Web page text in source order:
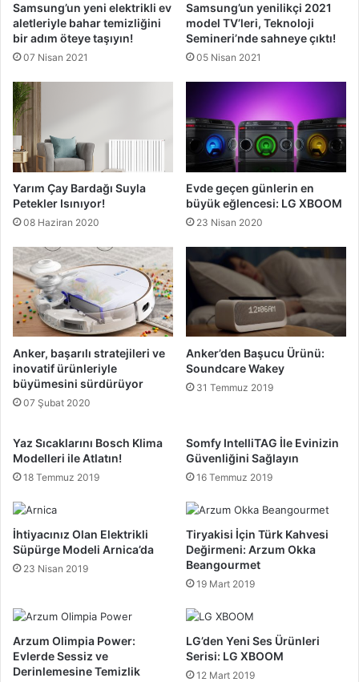
Samsung’un yeni elektrikli ev
aletleriyle bahar temizliğini
bir adım öteye taşıyın!
07 Nisan 2021
Samsung’un yenilikçi 2021
model TV’leri, Teknoloji
Semineri’nde sahneye çıktı!
05 Nisan 2021
Yarım Çay Bardağı Suyla
Petekler Isınıyor!
08 Haziran 2020
Evde geçen günlerin en
büyük eğlencesi: LG XBOOM
23 Nisan 2020
Anker, başarılı stratejileri ve
inovatif ürünleriyle
büyümesini sürdürüyor
07 Şubat 2020
Anker’den Başucu Ürünü:
Soundcare Wakey
31 Temmuz 2019
Yaz Sıcaklarını Bosch Klima
Modelleri ile Atlatın!
18 Temmuz 2019
Somfy IntelliTAG İle Evinizin
Güvenliğini Sağlayın
16 Temmuz 2019
İhtiyacınız Olan Elektrikli
Süpürge Modeli Arnica’da
23 Nisan 2019
Tiryakisi İçin Türk Kahvesi
Değirmeni: Arzum Okka
Beangourmet
19 Mart 2019
Arzum Olimpia Power:
Evlerde Sessiz ve
Derinlemesine Temizlik
LG’den Yeni Ses Ürünleri
Serisi: LG XBOOM
12 Mart 2019